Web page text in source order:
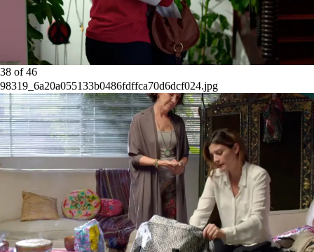
38 of46
98319_6a20a055133b0486fdffca70d6dcf024.jpg